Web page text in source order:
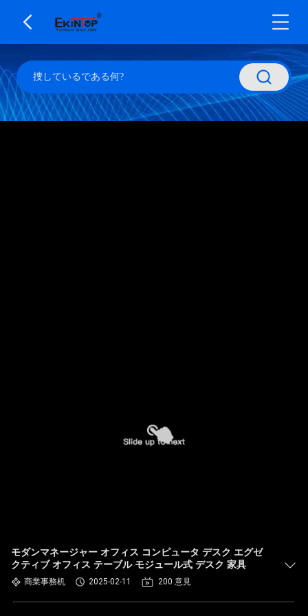
モダンマネージャー オフィス コンピュータ デスク エグゼ
クティブ オフィス テーブル モジュール式 デスク 家具
商業事務机 2025-02-11 200 意見